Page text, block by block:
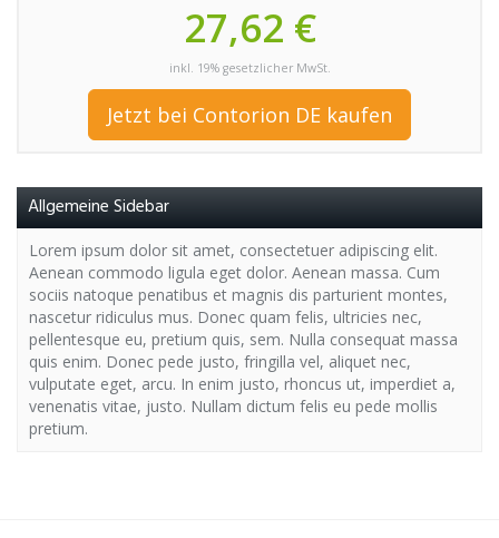
27,62 €
inkl. 19% gesetzlicher MwSt.
Jetzt bei Contorion DE kaufen
Allgemeine Sidebar
Lorem ipsum dolor sit amet, consectetuer adipiscing elit.
Aenean commodo ligula eget dolor. Aenean massa. Cum
sociis natoque penatibus et magnis dis parturient montes,
nascetur ridiculus mus. Donec quam felis, ultricies nec,
pellentesque eu, pretium quis, sem. Nulla consequat massa
quis enim. Donec pede justo, fringilla vel, aliquet nec,
vulputate eget, arcu. In enim justo, rhoncus ut, imperdiet a,
venenatis vitae, justo. Nullam dictum felis eu pede mollis
pretium.